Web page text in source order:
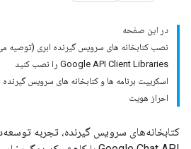
در این صفحه
نصب کتابخانه های سرویس گیرنده ابری (توصیه
Google API Client Libraries را نصب کنید
اسکریپت برنامه ها و کتابخانه های سرویس گیرنده
احراز هویت
کتابخانه‌های سرویس گیرنده، تجربه